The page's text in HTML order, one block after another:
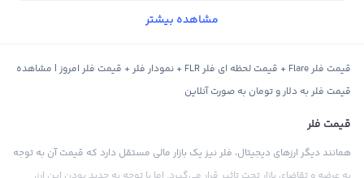
مشاهده بیشتر
قیمت فلر Flare + قیمت لحظه ای فلر FLR + نمودار فلر + قیمت فلر امروز | مشاهده
قیمت فلر به دلار و تومان به صورت آنلاین
قیمت فلر
همانند دیگر ارزهای دیجیتال، فلر نیز یک بازار مالی مستقل دارد که قیمت آن به توجه